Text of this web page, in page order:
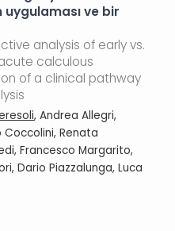
ve bir
analysis of early vs.
calculous
of a clinical pathway
, Andrea Allegri,
Coccolini, Renata
Francesco Margarito,
Dario Piazzalunga, Luca